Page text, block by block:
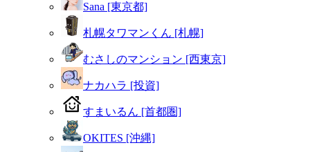
Sana [東京都]
札幌タワマンくん [札幌]
むさしのマンション [西東京]
ナカハラ [投資]
すまいるん [首都圏]
OKITES [沖縄]